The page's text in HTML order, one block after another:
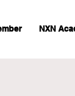
NXN